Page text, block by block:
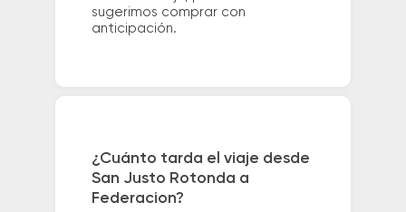
sugerimos comprar con
anticipación.
¿Cuánto tarda el viaje desde
San Justo Rotonda a
Federacion?